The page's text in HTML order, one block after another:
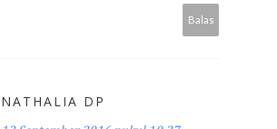
Balas
NATHALIA DP